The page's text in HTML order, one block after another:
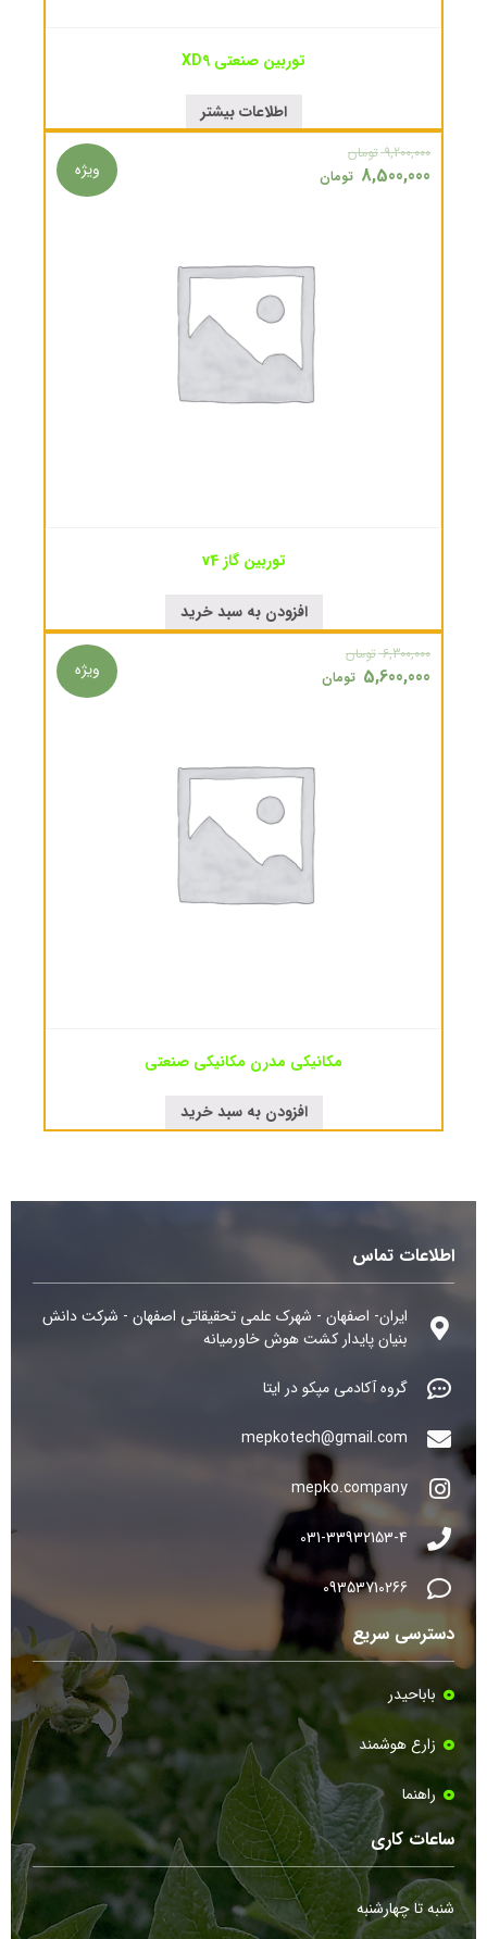
توربین صنعتی XD9
اطلاعات بیشتر
9,200,000 تومان
8,500,000 تومان ویژه
توربین گاز v4
افزودن به سبد خرید
6,300,000 تومان
5,600,000 تومان ویژه
مکانیکی مدرن مکانیکی صنعتی
افزودن به سبد خرید
اطلاعات تماس
ایران- اصفهان - شهرک علمی تحقیقاتی اصفهان - شرکت دانش
بنیان پایدار کشت هوش خاورمیانه
گروه آکادمی مپکو در ایتا
mepkotech@gmail.com
mepko.company
031-33932153-4
09353710266
دسترسی سریع
باباحیدر
زارع هوشمند
راهنما
ساعات کاری
شنبه تا چهارشنبه